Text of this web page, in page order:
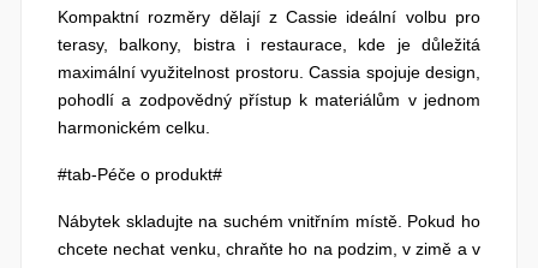
Kompaktní rozměry dělají z Cassie ideální volbu pro
terasy, balkony, bistra i restaurace, kde je důležitá
maximální využitelnost prostoru. Cassia spojuje design,
pohodlí a zodpovědný přístup k materiálům v jednom
harmonickém celku.
#tab-Péče o produkt#
Nábytek skladujte na suchém vnitřním místě. Pokud ho
chcete nechat venku, chraňte ho na podzim, v zimě a v